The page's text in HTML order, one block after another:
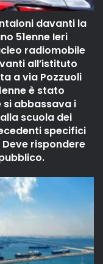
davanti la
51enne Ieri
radiomobile
all’istituto
a via Pozzuoli
è stato
abbassava i
scuola dei
specifici
rispondere